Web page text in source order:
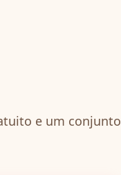
e um conjunto